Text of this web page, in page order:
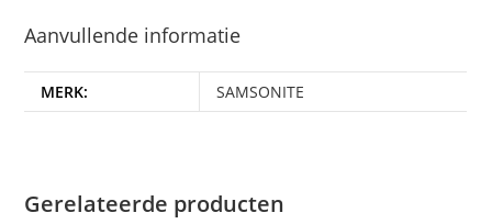
Aanvullende informatie
MERK: SAMSONITE
Gerelateerde producten